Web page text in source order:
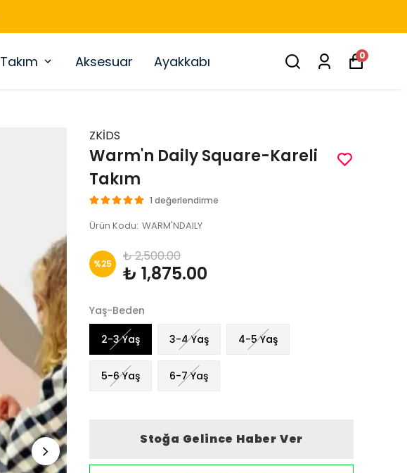
Takım Aksesuar Ayakkabı 0
ZKİDS
Warm'n Daily Square-Kareli
Takım
1 değerlendirme
Ürün Kodu: WARM'NDAILY
%25 ₺ 2,500.00
₺ 1,875.00
Yaş-Beden
2-3 Yaş 3-4 Yaş 4-5 Yaş
5-6 Yaş 6-7 Yaş
Stoğa Gelince Haber Ver